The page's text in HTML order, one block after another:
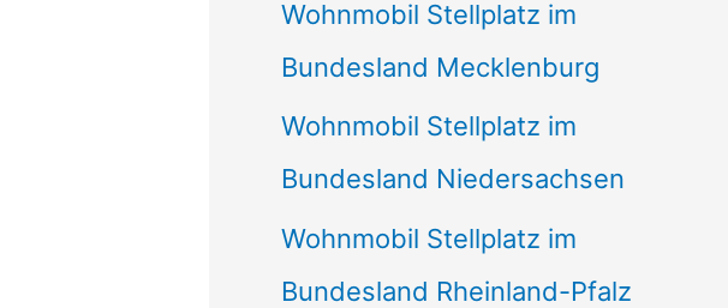
Wohnmobil Stellplatz im
Bundesland Mecklenburg
Wohnmobil Stellplatz im
Bundesland Niedersachsen
Wohnmobil Stellplatz im
Bundesland Rheinland-Pfalz